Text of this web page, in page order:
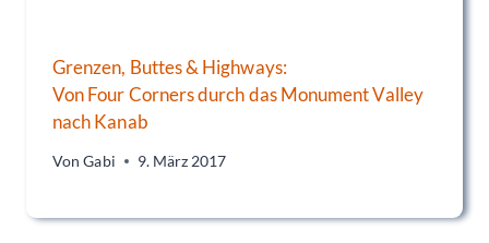
Grenzen, Buttes & Highways:
Von Four Corners durch das Monument Valley
nach Kanab
Von Gabi 9. März 2017